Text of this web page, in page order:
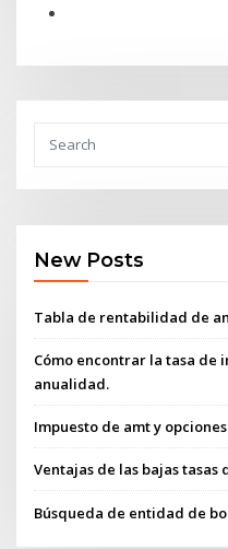
New Posts
Tabla de rentabilidad de
Cómo encontrar la tasa de
anualidad.
Impuesto de amt y
Ventajas de las bajas tasas
Búsqueda de entidad de